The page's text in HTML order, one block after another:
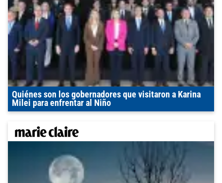
Quiénes son los gobernadores que visitaron a Karina
Milei para enfrentar al Niño